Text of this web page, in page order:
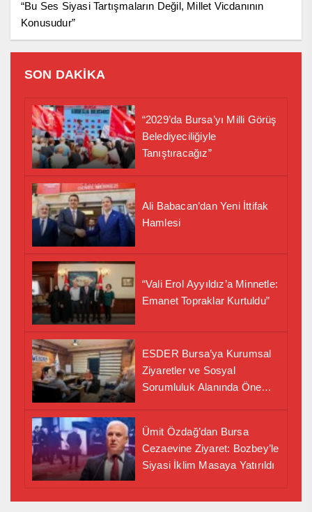
“Bu Ses Siyasi Tartışmaların Değil, Millet Vicdanının
Konusudur”
SON DAKİKA
“2029’da Bursa’yı Milli Görüş
Belediyeciliğiyle
Tanıştıracağız”
Ali Babacan’dan Yeni İttifak
Hamlesi
“Vali Erol Ayyıldız’a Minnetle:
Emanet Topraklar Kurtuldu”
ESDER Bursa’ya Kurumsal
Ziyaretler ve Sosyal
Sorumluluk Alanında Önemli
Ümit Özdağ’dan Bursa
Cezaevine Ziyaret: Bozbey’le
Siyasi İklim Masaya Yatırıldı